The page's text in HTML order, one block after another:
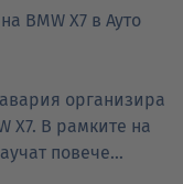
ВMW X7 в Ауто
организира
X7. В рамките на
повече…